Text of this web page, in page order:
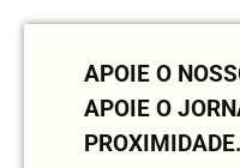
APOIE O
APOIE O
PROXIMIDADE.